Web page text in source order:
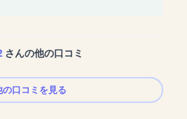
さんの他の口コミ
の口コミを見る